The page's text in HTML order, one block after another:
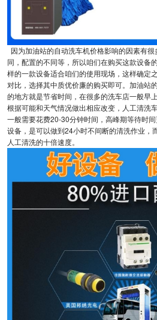
因为加油站的自动洗车机价格影响的因素有
同，配置的不同等，所以咱们在购买这款设备
样的一款设备适合咱们的使用现场，这样确定
对比，选择其中质优价廉的购买即可。加油站
的地方就是节省时间，在很多的洗车店一般早
根据可能和天气情况做出相应改变，人工清洗
一般需要花费20-30分钟时间，高峰期等待时
设备，是可以做到24小时不间断的清洗作业，
人工清洗的十倍速度。